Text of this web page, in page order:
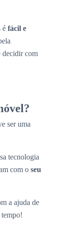
é fácil e
decidir com
ser uma
tecnologia
com o seu
a ajuda de